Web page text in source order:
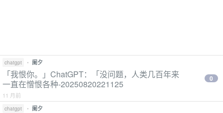
chatgpt • 阑夕
「我恨你。」ChatGPT：「没问题，人类几百年来
一直在憎恨各种-20250820221125
11 月前
0
chatgpt • 阑夕